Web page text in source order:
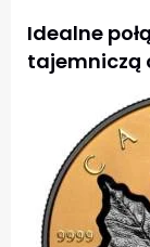
Idealne
tajemniczą